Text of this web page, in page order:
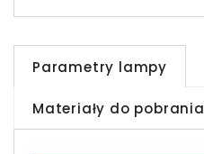
Parametry lampy
Materiały do pobrania